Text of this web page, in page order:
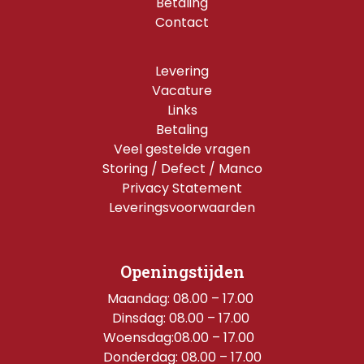
Contact
Levering
Vacature
Links
Betaling
Veel gestelde vragen
Storing / Defect / Manco
Privacy Statement
Leveringsvoorwaarden
Openingstijden
Maandag: 08.00 – 17.00
Dinsdag: 08.00 – 17.00
Woensdag:08.00 – 17.00
Donderdag: 08.00 – 17.00